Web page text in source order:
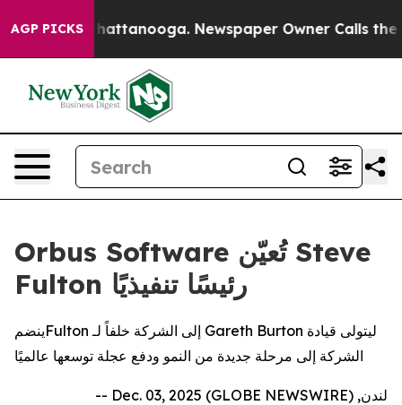
AGP PICKS
in Chattanooga. Newspaper Owner Calls the
Orbus Software تُعيّن Steve
Fulton رئيسًا تنفيذيًا
ينضمFulton إلى الشركة خلفاً لـ Gareth Burton ليتولى قيادة
الشركة إلى مرحلة جديدة من النمو ودفع عجلة توسعها عالميًا
لندن, Dec. 03, 2025 (GLOBE NEWSWIRE) --